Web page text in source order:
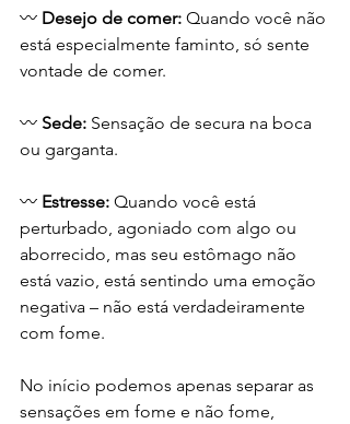
〰 Desejo de comer: Quando você não
está especialmente faminto, só sente
vontade de comer.
〰 Sede: Sensação de secura na boca
ou garganta.
〰 Estresse: Quando você está
perturbado, agoniado com algo ou
aborrecido, mas seu estômago não
está vazio, está sentindo uma emoção
negativa – não está verdadeiramente
com fome.
No início podemos apenas separar as
sensações em fome e não fome,